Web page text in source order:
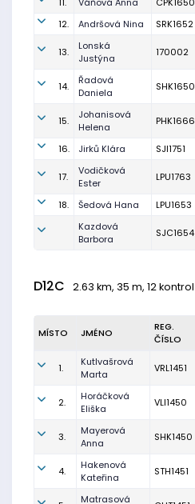
12.
Andršová Nina SRK1652
13.
Lonská
Justýna
170002
14.
Řadová
Daniela
SHK1650
15.
Johanisová
Helena
PHK1666
16. Jirků Klára SJI1751
17.
Vodičková
Ester
LPU1763
18. Šedová Hana LPU1653
Kazdová
Barbora
SJC1654
D12C 2.63 km, 35 m, 12 kontrol
MÍSTO JMÉNO
REG.
ČÍSLO
1.
Kutlvašrová
Marta
VRL1451
2.
Horáčková
Eliška
VLI1450
3.
Mayerová
Anna
SHK1450
4.
Hakenová
Kateřina
STH1451
Matrasová